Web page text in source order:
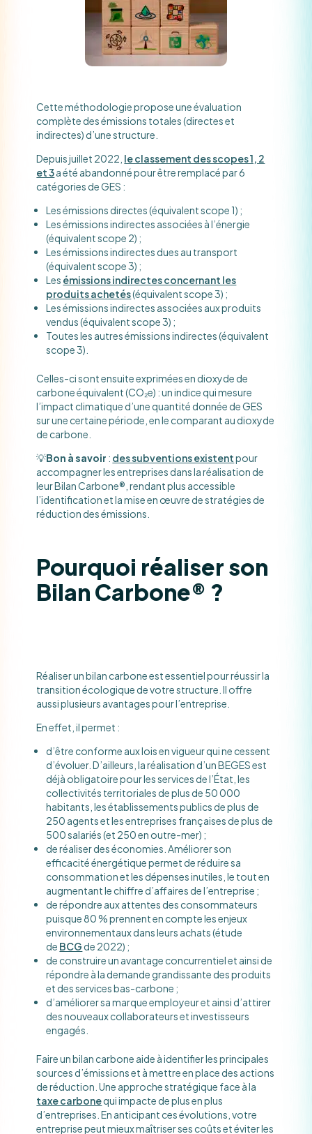
Cette méthodologie propose une évaluation
complète des émissions totales (directes et
indirectes) d’une structure.
Depuis juillet 2022, le classement des scopes 1, 2
et 3a été abandonné pour être remplacé par 6
catégories de GES :
Les émissions directes (équivalent scope 1) ;
Les émissions indirectes associées à l’énergie
(équivalent scope 2) ;
Les émissions indirectes dues au transport
(équivalent scope 3) ;
Les émissions indirectes concernant les
produits achetés(équivalent scope 3) ;
Les émissions indirectes associées aux produits
vendus (équivalent scope 3) ;
Toutes les autres émissions indirectes (équivalent
scope 3).
Celles-ci sont ensuite exprimées en dioxyde de
carbone équivalent (CO₂e) : un indice qui mesure
l’impact climatique d’une quantité donnée de GES
sur une certaine période, en le comparant au dioxyde
de carbone.
💡Bon à savoir : des subventions existentpour
accompagner les entreprises dans la réalisation de
leur Bilan Carbone®, rendant plus accessible
l’identification et la mise en œuvre de stratégies de
réduction des émissions.
Pourquoi réaliser son
Bilan Carbone® ?
Réaliser un bilan carbone est essentiel pour réussir la
transition écologique de votre structure. Il offre
aussi plusieurs avantages pour l’entreprise.
En effet, il permet :
d’être conforme aux lois en vigueur qui ne cessent
d’évoluer. D’ailleurs, la réalisation d’un BEGES est
déjà obligatoire pour les services de l’État, les
collectivités territoriales de plus de 50 000
habitants, les établissements publics de plus de
250 agents et les entreprises françaises de plus de
500 salariés (et 250 en outre-mer) ;
de réaliser des économies. Améliorer son
efficacité énergétique permet de réduire sa
consommation et les dépenses inutiles, le tout en
augmentant le chiffre d’affaires de l’entreprise ;
de répondre aux attentes des consommateurs
puisque 80 % prennent en compte les enjeux
environnementaux dans leurs achats (étude
de BCG de 2022) ;
de construire un avantage concurrentiel et ainsi de
répondre à la demande grandissante des produits
et des services bas-carbone ;
d’améliorer sa marque employeur et ainsi d’attirer
des nouveaux collaborateurs et investisseurs
engagés.
Faire un bilan carbone aide à identifier les principales
sources d’émissions et à mettre en place des actions
de réduction. Une approche stratégique face à la
taxe carbonequi impacte de plus en plus
d’entreprises. En anticipant ces évolutions, votre
entreprise peut mieux maîtriser ses coûts et éviter les